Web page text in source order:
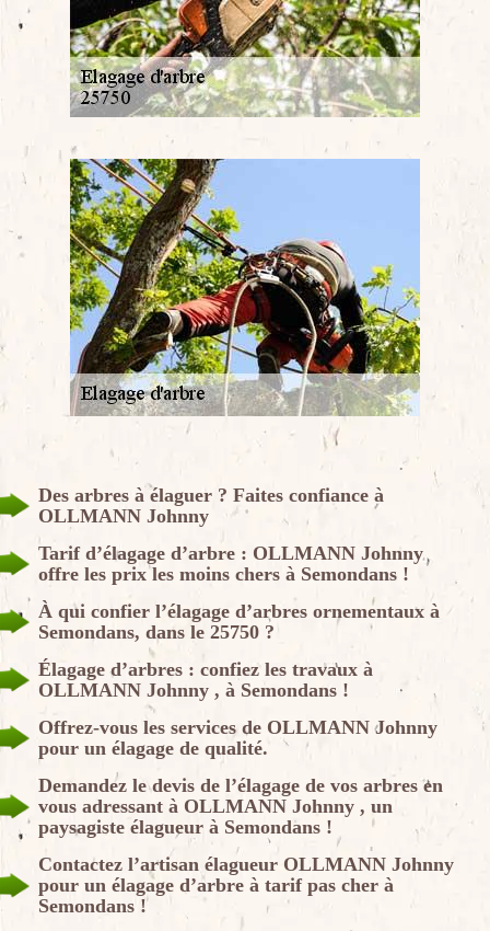
Des arbres à élaguer ? Faites confiance à
OLLMANN Johnny
Tarif d’élagage d’arbre : OLLMANN Johnny
offre les prix les moins chers à Semondans !
À qui confier l’élagage d’arbres ornementaux à
Semondans, dans le 25750 ?
Élagage d’arbres : confiez les travaux à
OLLMANN Johnny , à Semondans !
Offrez-vous les services de OLLMANN Johnny
pour un élagage de qualité.
Demandez le devis de l’élagage de vos arbres en
vous adressant à OLLMANN Johnny , un
paysagiste élagueur à Semondans !
Contactez l’artisan élagueur OLLMANN Johnny
pour un élagage d’arbre à tarif pas cher à
Semondans !